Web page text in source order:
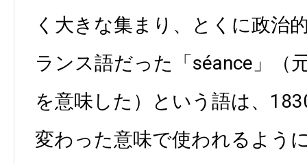
く大きな集まり、とくに政治
ランス語だった「séance」（
を意味した）という語は、
変わった意味で使われるよう